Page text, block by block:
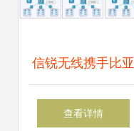
信锐无线携手比亚
迪，构建全国厂区
查看详情